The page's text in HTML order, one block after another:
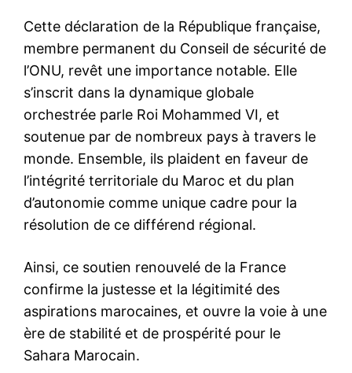
Cette déclaration de la République française,
membre permanent du Conseil de sécurité de
l’ONU, revêt une importance notable. Elle
s’inscrit dans la dynamique globale
orchestrée parle Roi Mohammed VI, et
soutenue par de nombreux pays à travers le
monde. Ensemble, ils plaident en faveur de
l’intégrité territoriale du Maroc et du plan
d’autonomie comme unique cadre pour la
résolution de ce différend régional.
Ainsi, ce soutien renouvelé de la France
confirme la justesse et la légitimité des
aspirations marocaines, et ouvre la voie à une
ère de stabilité et de prospérité pour le
Sahara Marocain.